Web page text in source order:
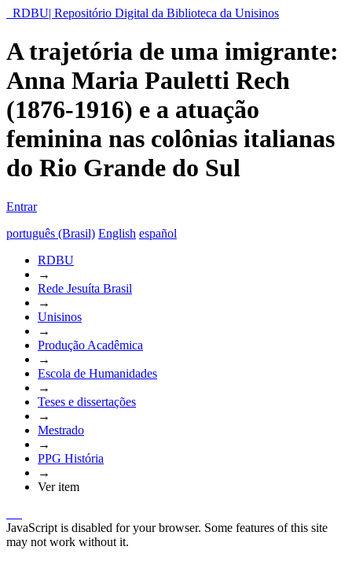
RDBU| Repositório Digital da Biblioteca da Unisinos
A trajetória de uma imigrante:
Anna Maria Pauletti Rech
(1876-1916) e a atuação
feminina nas colônias italianas
do Rio Grande do Sul
Entrar
português (Brasil) English español
RDBU
→
Rede Jesuíta Brasil
→
Unisinos
→
Produção Acadêmica
→
Escola de Humanidades
→
Teses e dissertações
→
Mestrado
→
PPG História
→
Ver item
JavaScript is disabled for your browser. Some features of this site
may not work without it.